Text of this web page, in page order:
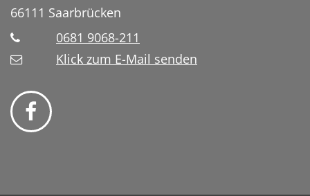
66111 Saarbrücken
0681 9068-211
Klick zum E-Mail senden